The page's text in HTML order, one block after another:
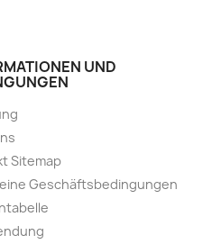
UND
Sitemap
Geschäftsbedingungen